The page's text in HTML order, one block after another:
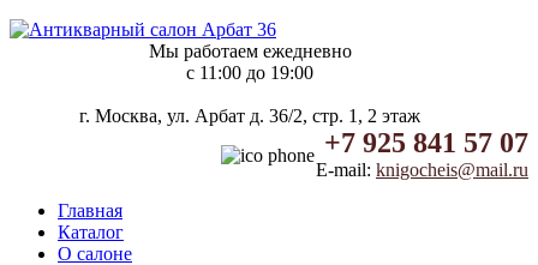
Мы работаем ежедневно
c 11:00 до 19:00
г. Москва, ул. Арбат д. 36/2, стр. 1, 2 этаж
+7 925 841 57 07
E-mail: knigocheis@mail.ru
Главная
Каталог
О салоне